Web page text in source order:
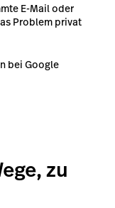
E-Mail oder
Problem privat
bei Google
zu